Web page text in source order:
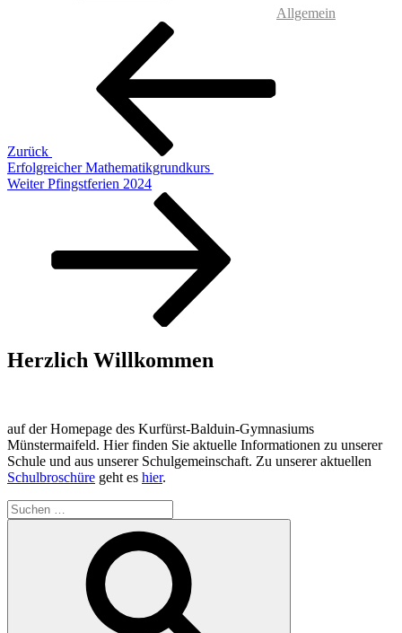
Allgemein
Beitragsnavigation
Zurück
Erfolgreicher Mathematikgrundkurs
Nächster
Weiter Pfingstferien 2024
Herzlich Willkommen
auf der Homepage des Kurfürst-Balduin-Gymnasiums
Münstermaifeld. Hier finden Sie aktuelle Informationen zu unserer
Schule und aus unserer Schulgemeinschaft. Zu unserer aktuellen
Schulbroschüre geht es hier.
Suchen
nach: